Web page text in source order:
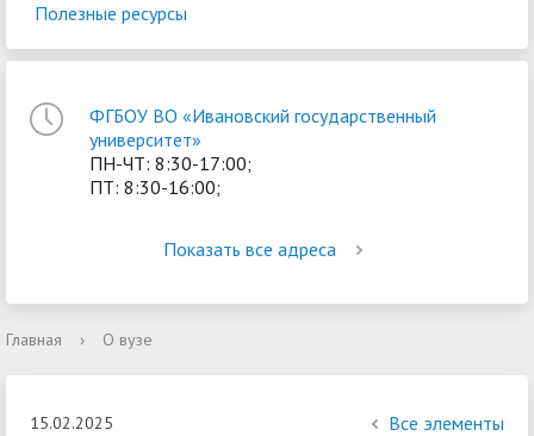
Полезные ресурсы
ФГБОУ ВО «Ивановский государственный
университет»
ПН-ЧТ: 8:30-17:00;
ПТ: 8:30-16:00;
Показать все адреса
Главная › О вузе
15.02.2025 Все элементы